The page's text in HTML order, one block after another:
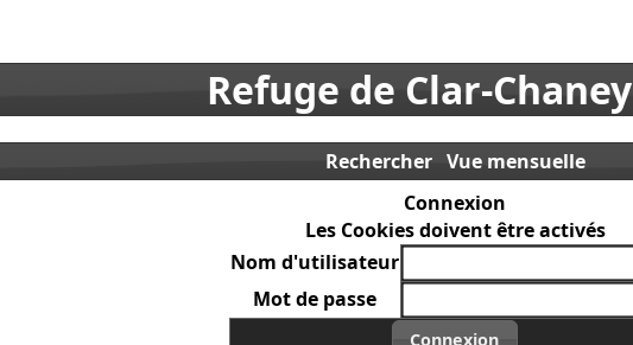
Refuge de Clar-Chaney
Rechercher Vue mensuelle
Connexion
Les Cookies doivent être activés
Nom d'utilisateur
Mot de passe